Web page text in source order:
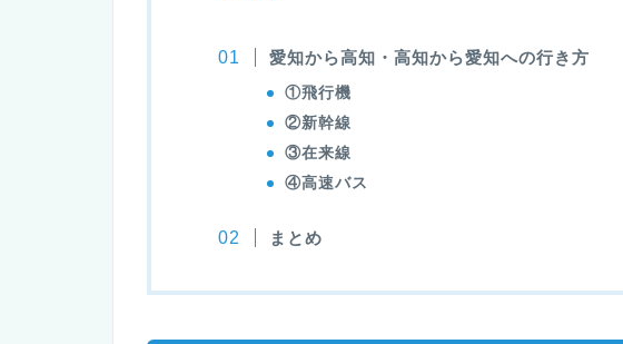
愛知から高知・高知から愛知への行き方
①飛行機
②新幹線
③在来線
④高速バス
まとめ